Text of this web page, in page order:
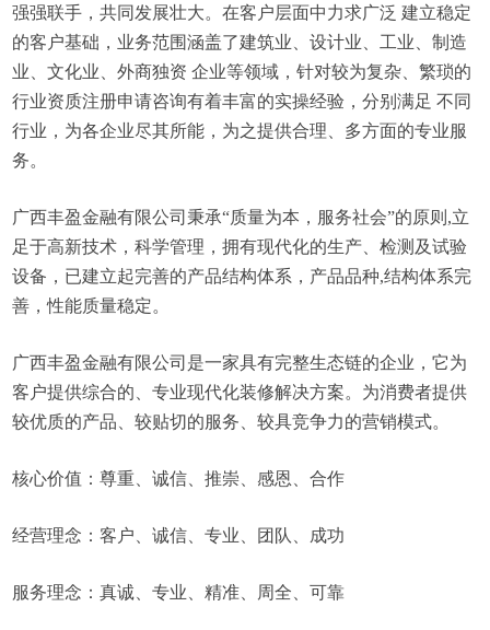
强强联手，共同发展壮大。在客户层面中力求广泛 建立稳定
的客户基础，业务范围涵盖了建筑业、设计业、工业、制造
业、文化业、外商独资 企业等领域，针对较为复杂、繁琐的
行业资质注册申请咨询有着丰富的实操经验，分别满足 不同
行业，为各企业尽其所能，为之提供合理、多方面的专业服
务。
广西丰盈金融有限公司秉承“质量为本，服务社会”的原则,立
足于高新技术，科学管理，拥有现代化的生产、检测及试验
设备，已建立起完善的产品结构体系，产品品种,结构体系完
善，性能质量稳定。
广西丰盈金融有限公司是一家具有完整生态链的企业，它为
客户提供综合的、专业现代化装修解决方案。为消费者提供
较优质的产品、较贴切的服务、较具竞争力的营销模式。
核心价值：尊重、诚信、推崇、感恩、合作
经营理念：客户、诚信、专业、团队、成功
服务理念：真诚、专业、精准、周全、可靠